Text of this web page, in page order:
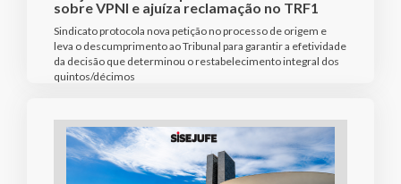
sobre VPNI e ajuíza reclamação no TRF1
Sindicato protocola nova petição no processo de origem e
leva o descumprimento ao Tribunal para garantir a efetividade
da decisão que determinou o restabelecimento integral dos
quintos/décimos